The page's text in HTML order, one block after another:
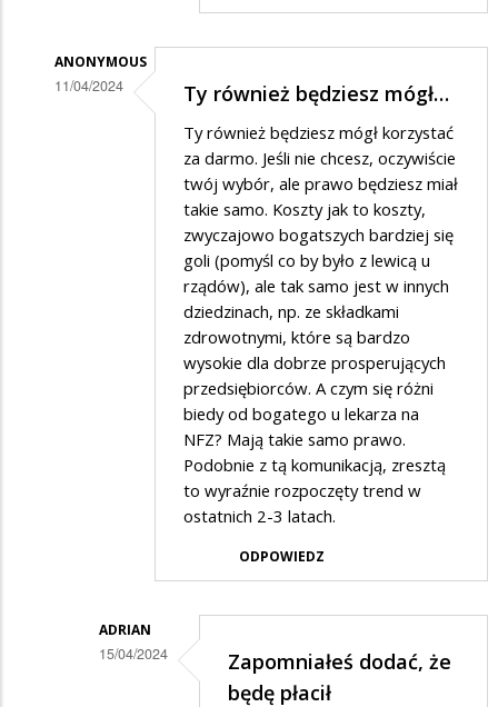
PiS
to
socjalizm
nacjonalizm
ANONYMOUS
11/04/2024 Ty również będziesz mógł…
Ty również będziesz mógł korzystać
za darmo. Jeśli nie chcesz, oczywiście
twój wybór, ale prawo będziesz miał
takie samo. Koszty jak to koszty,
zwyczajowo bogatszych bardziej się
goli (pomyśl co by było z lewicą u
rządów), ale tak samo jest w innych
dziedzinach, np. ze składkami
zdrowotnymi, które są bardzo
wysokie dla dobrze prosperujących
przedsiębiorców. A czym się różni
biedy od bogatego u lekarza na
NFZ? Mają takie samo prawo.
Podobnie z tą komunikacją, zresztą
to wyraźnie rozpoczęty trend w
ostatnich 2-3 latach.
ODPOWIEDZ
ADRIAN
15/04/2024
Zapomniałeś dodać, że
będę płacił